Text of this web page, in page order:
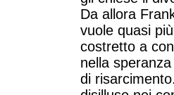
Da allora
vuole quasi
costretto a
nella
di